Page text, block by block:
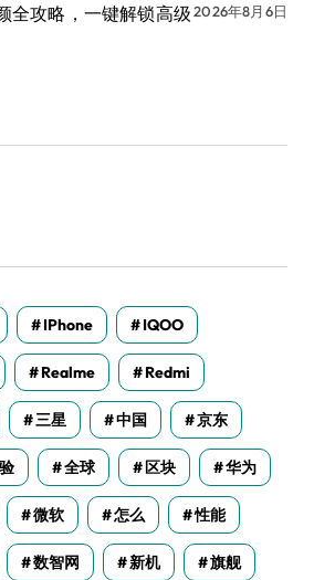
全攻略，一键解锁高级2026年8月6日
IPhone IQOO
Realme Redmi
三星 中国 京东
全球 区块 华为
微软 怎么 性能
数智网 新机 旗舰